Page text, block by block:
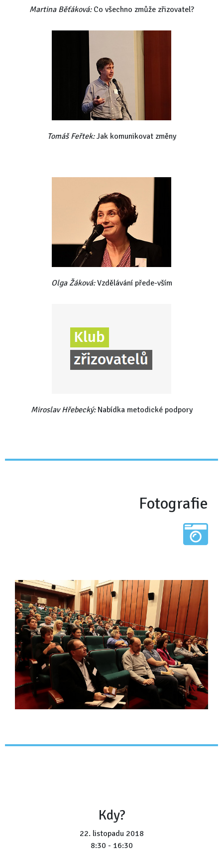
Martina Běťáková:Co všechno zmůže zřizovatel?
Tomáš Feřtek:Jak komunikovat změny
Olga Žáková:Vzdělávání přede-vším
Miroslav Hřebecký:Nabídka metodické podpory
Fotografie
Kdy?
22. listopadu 2018
8:30 - 16:30